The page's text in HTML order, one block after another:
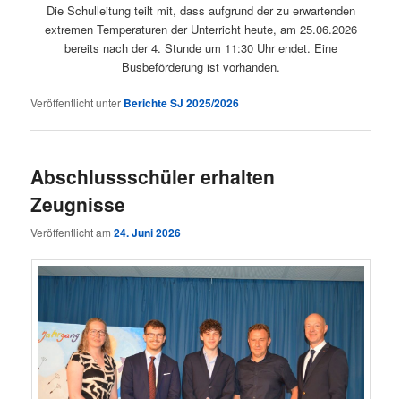
Die Schulleitung teilt mit, dass aufgrund der zu erwartenden
extremen Temperaturen der Unterricht heute, am 25.06.2026
bereits nach der 4. Stunde um 11:30 Uhr endet. Eine
Busbeförderung ist vorhanden.
Veröffentlicht unter Berichte SJ 2025/2026
Abschlussschüler erhalten
Zeugnisse
Veröffentlicht am24. Juni 2026